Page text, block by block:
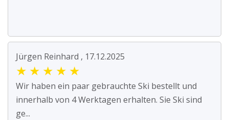
Jürgen Reinhard , 17.12.2025
★ ★ ★ ★ ★
Wir haben ein paar gebrauchte Ski bestellt und
innerhalb von 4 Werktagen erhalten. Sie Ski sind
ge...